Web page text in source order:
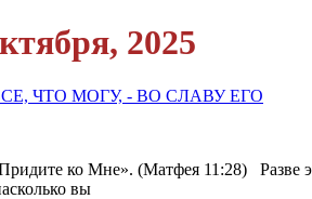
2025
ЧТО МОГУ, - ВО СЛАВУ ЕГО
ко Мне». (Матфея 11:28) Разве
вы